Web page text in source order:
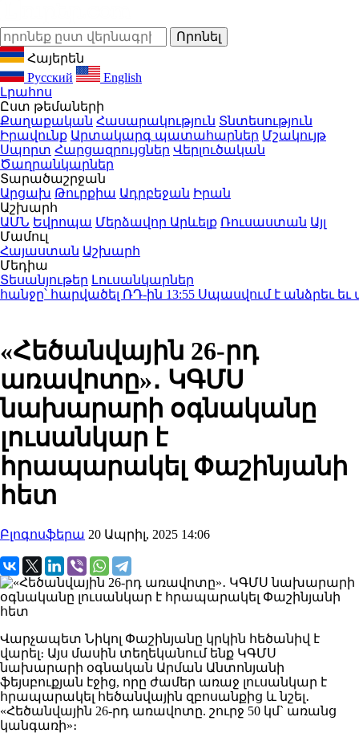
Հայերեն
Русский
English
Լրահոս
Ըստ թեմաների
Քաղաքական Հասարակություն Տնտեսություն
Իրավունք Արտակարգ պատահարներ Մշակույթ
Սպորտ Հարցազրույցներ Վերլուծական
Ծաղրանկարներ
Տարածաշրջան
Արցախ Թուրքիա Ադրբեջան Իրան
Աշխարհ
ԱՄՆ Եվրոպա Մերձավոր Արևելք Ռուսաստան Այլ
Մամուլ
Հայաստան Աշխարհ
Մեդիա
Տեսանյութեր Լուսանկարներ
հարվածել ՌԴ-ին13:55 Սպասվում է անձրեւ եւ
«Հեծանվային 26-րդ
առավոտը»․ ԿԳՄՍ
նախարարի օգնականը
լուսանկար է
հրապարակել Փաշինյանի
հետ
Բլոգոսֆերա 20 Ապրիլ, 2025 14:06
Վարչապետ Նիկոլ Փաշինյանը կրկին հեծանիվ է
վարել։ Այս մասին տեղեկանում ենք ԿԳՄՍ
նախարարի օգնական Արման Անտոնյանի
ֆեյսբուքյան էջից, որը ժամեր առաջ լուսանկար է
հրապարակել հեծանվային զբոսանքից և նշել․
«Հեծանվային 26-րդ առավոտը. շուրջ 50 կմ` առանց
կանգառի»։